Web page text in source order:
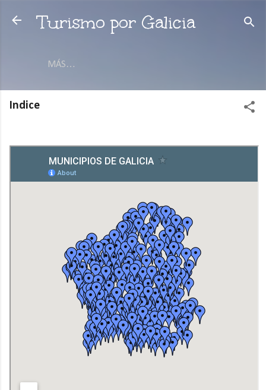
Ir al contenido principal
Turismo por Galicia
MÁS…
Indice